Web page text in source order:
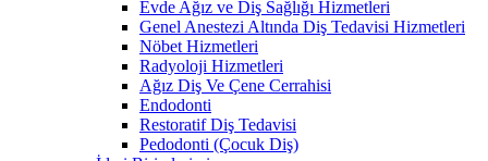
Evde Ağız ve Diş Sağlığı Hizmetleri
Genel Anestezi Altında Diş Tedavisi Hizmetleri
Nöbet Hizmetleri
Radyoloji Hizmetleri
Ağız Diş Ve Çene Cerrahisi
Endodonti
Restoratif Diş Tedavisi
Pedodonti (Çocuk Diş)